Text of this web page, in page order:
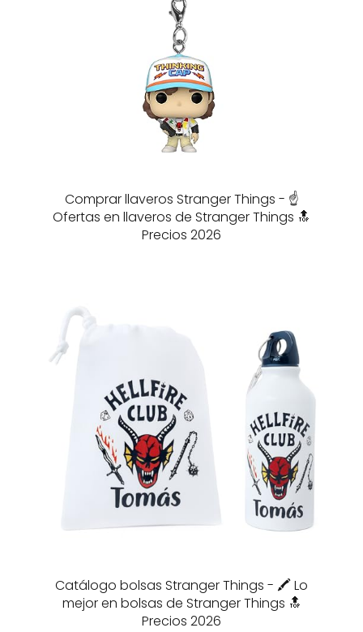
Comprar llaveros Stranger Things - ☝️
Ofertas en llaveros de Stranger Things 🔝
Precios 2026
Catálogo bolsas Stranger Things - 🖍️ Lo
mejor en bolsas de Stranger Things 🔝
Precios 2026